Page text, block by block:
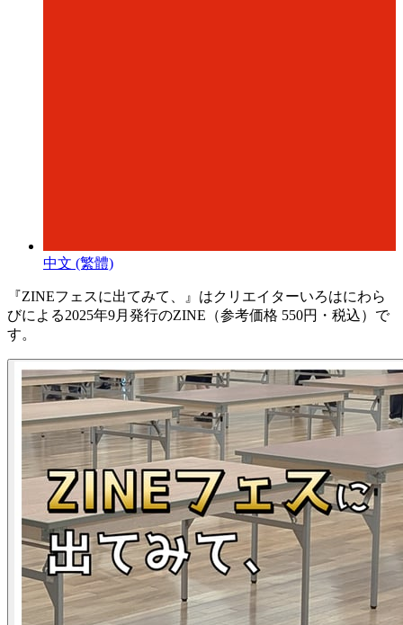
中文 (繁體)
『ZINEフェスに出てみて、』はクリエイターいろはにわら
びによる2025年9月発行のZINE（参考価格 550円・税込）で
す。